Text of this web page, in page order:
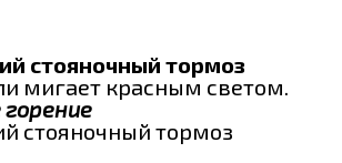
стояночный тормоз
мигает красным светом.
стояночный тормоз